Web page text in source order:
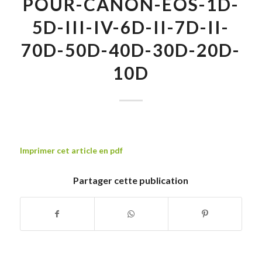
5D-III-IV-6D-II-7D-II-
70D-50D-40D-30D-20D-
10D
Imprimer cet article en pdf
Partager cette publication